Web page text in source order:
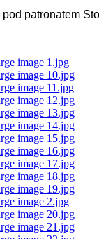
patronatem